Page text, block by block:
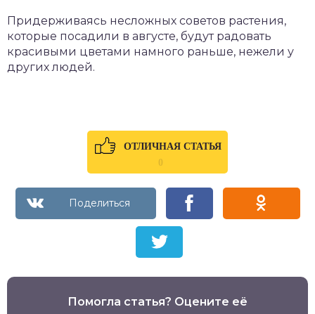
Придерживаясь несложных советов растения,
которые посадили в августе, будут радовать
красивыми цветами намного раньше, нежели у
других людей.
ОТЛИЧНАЯ СТАТЬЯ
0
Помогла статья? Оцените её